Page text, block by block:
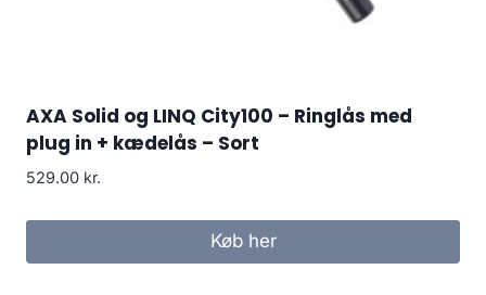
AXA Solid og LINQ City100 – Ringlås med
plug in + kædelås – Sort
529.00 kr.
Køb her